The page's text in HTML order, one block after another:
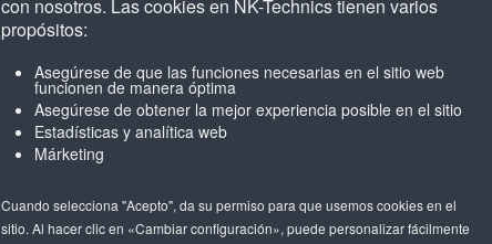
con nosotros. Las cookies en NK-Technics tienen varios
propósitos:
Asegúrese de que las funciones necesarias en el sitio web
funcionen de manera óptima
Asegúrese de obtener la mejor experiencia posible en el sitio
Estadísticas y analítica web
Márketing
Cuando selecciona "Acepto", da su permiso para que usemos cookies en el
sitio. Al hacer clic en «Cambiar configuración», puede personalizar fácilmente